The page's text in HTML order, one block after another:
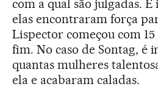
com a qual são julgadas.
elas encontraram força
Lispector começou com
fim. No caso de Sontag, é
quantas mulheres
ela e acabaram caladas.